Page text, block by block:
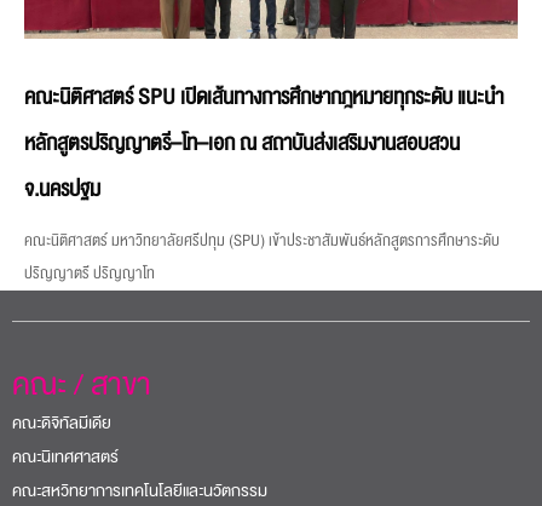
คณะนิติศาสตร์ SPU เปิดเส้นทางการศึกษากฎหมายทุกระดับ แนะนำ
หลักสูตรปริญญาตรี–โท–เอก ณ สถาบันส่งเสริมงานสอบสวน
จ.นครปฐม
คณะนิติศาสตร์ มหาวิทยาลัยศรีปทุม (SPU) เข้าประชาสัมพันธ์หลักสูตรการศึกษาระดับ
ปริญญาตรี ปริญญาโท
คณะ / สาขา
คณะดิจิทัลมีเดีย
คณะนิเทศศาสตร์
คณะสหวิทยาการเทคโนโลยีและนวัตกรรม